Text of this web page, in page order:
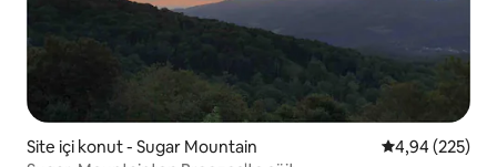
Site içi konut - Sugar Mountain 5 üzerinden
4,94 (225)